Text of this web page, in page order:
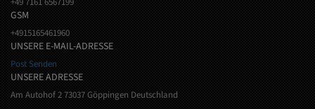
GSM
+4915165461960
UNSERE E-MAIL-ADRESSE
Post Senden
UNSERE ADRESSE
Am Autohof 2 73037 Göppingen Deutschland